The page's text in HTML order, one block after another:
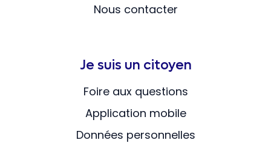
Nous contacter
Je suis un citoyen
Foire aux questions
Application mobile
Données personnelles